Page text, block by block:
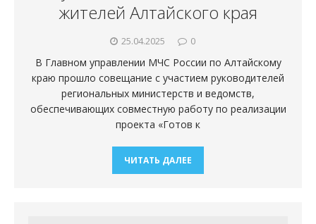
жителей Алтайского края
25.04.2025 0
В Главном управлении МЧС России по Алтайскому
краю прошло совещание с участием руководителей
региональных министерств и ведомств,
обеспечивающих совместную работу по реализации
проекта «Готов к
ЧИТАТЬ ДАЛЕЕ